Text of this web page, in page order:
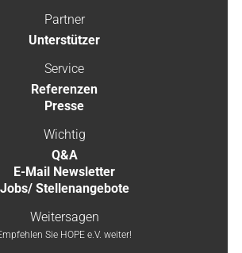
Partner
Unterstützer
Service
Referenzen
Presse
Wichtig
Q&A
E-Mail Newsletter
Jobs/ Stellenangebote
Weitersagen
Sie HOPE e.V. weiter!